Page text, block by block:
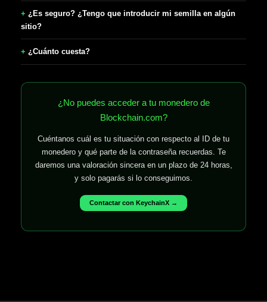
¿Es seguro? ¿Tengo que introducir mi semilla en algún
sitio?
¿Cuánto cuesta?
¿No puedes acceder a tu monedero de
Blockchain.com?
Cuéntanos cuál es tu situación con respecto al ID de tu
monedero y qué parte de la contraseña recuerdas. Te
daremos una valoración sincera en un plazo de 24 horas,
y solo pagarás si lo conseguimos.
Contactar con KeychainX →